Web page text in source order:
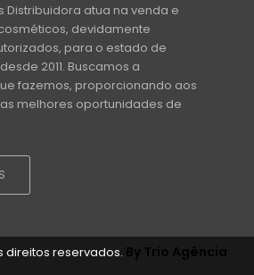
Distribuidora atua na venda e
devidamente
para o estado de
2011. Buscamos a
fazemos, proporcionando aos
melhores oportunidades de
direitos reservados. By Trio Agência